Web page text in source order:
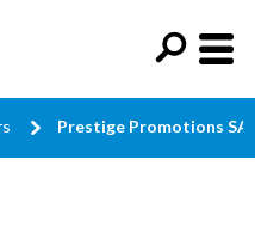
Prestige Promotions SA